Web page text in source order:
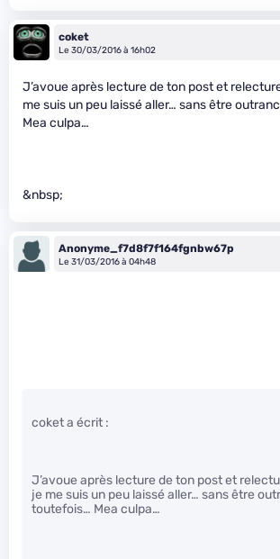
coket
Le 30/03/2016 à 16h02
J’avoue après lecture de ton post et
me suis un peu laissé aller… sans être
Mea culpa…
&nbsp;
Anonyme_f7d8f7f164fgnbw67p
Le 31/03/2016 à 04h48
coket a écrit :
J’avoue après lecture de ton post et
je me suis un peu laissé aller… sans être
toutefois… Mea culpa…